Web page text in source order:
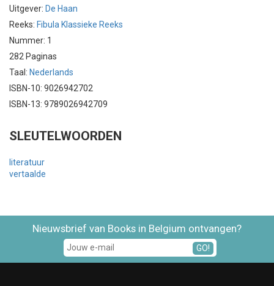
Uitgever: De Haan
Reeks: Fibula Klassieke Reeks
Nummer: 1
282 Paginas
Taal: Nederlands
ISBN-10: 9026942702
ISBN-13: 9789026942709
SLEUTELWOORDEN
literatuur
vertaalde
Nieuwsbrief van Books in Belgium ontvangen?
GO!